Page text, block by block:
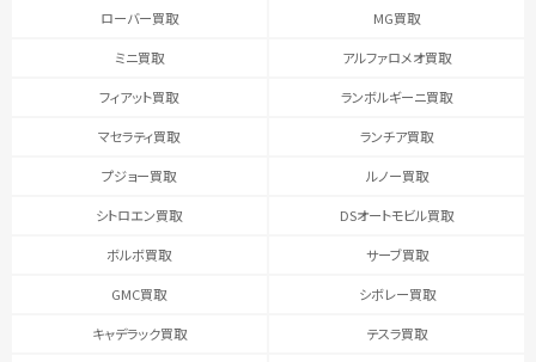
ローバー買取 MG買取
ミニ買取 アルファロメオ買取
フィアット買取 ランボルギーニ買取
マセラティ買取 ランチア買取
プジョー買取 ルノー買取
シトロエン買取 DSオートモビル買取
ボルボ買取 サーブ買取
GMC買取 シボレー買取
キャデラック買取 テスラ買取